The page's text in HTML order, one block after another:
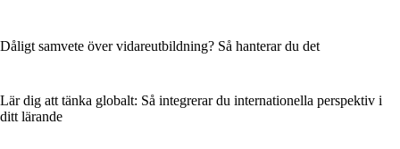
Dåligt samvete över vidareutbildning? Så hanterar du det
Lär dig att tänka globalt: Så integrerar du internationella perspektiv i
ditt lärande